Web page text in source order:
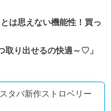
は思えない機能性！買っ
取り出せるの快適～♡」
タバ新作ストロベリー